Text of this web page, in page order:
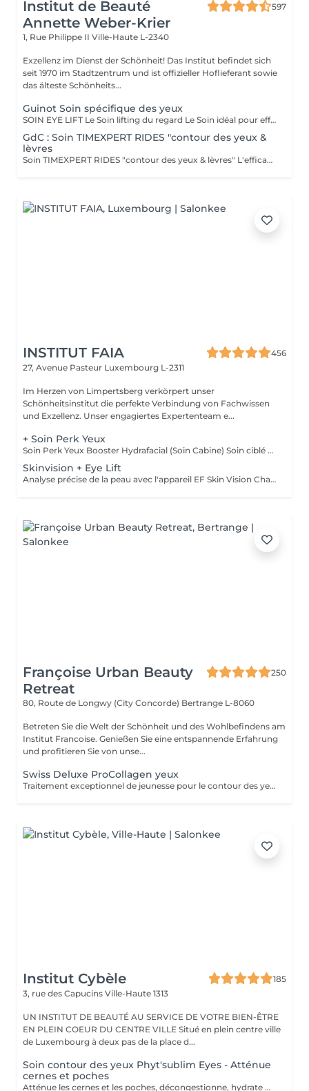
Institut de Beauté
Annette Weber-Krier
597
1, Rue Philippe II Ville-Haute L-2340
Exzellenz im Dienst der Schönheit! Das Institut befindet sich
seit 1970 im Stadtzentrum und ist offizieller Hoflieferant sowie
das älteste Schönheits...
Guinot Soin spécifique des yeux
SOIN EYE LIFT Le Soin lifting du regard Le Soin idéal pour effacer les signes de l'âge (rides, relâchement des paupières) et les marques de fatigue (poches, cernes). RÉSULTATS BEAUTÉ LE REGARD EST DÉFATIGUÉ, VISIBLEMENT PLUS JEUNE. Action sur les signes de l'âge - Les rides et ridules sont lissées. - Les paupières sont rehaussées. Le regard est agrandi et rajeuni. Action sur les signes de fatigue - Les poches et les cernes sont visiblement atténués. Le regard est reposé et lumineux. SECRETS DU SOIN MODELAGE YEUX Sérum de Modelage Yeux et techniques manuelles ciblées pour favoriser le drainage en relançant la microcirculation afin d'atténuer les poches et les cernes. STIMULATION MUSCULAIRE YEUX La stimulation musculaire fait travailler les muscles du contour des yeux, grâce au micro-courant de stimulation. Cette phase, associée au Sérum Gel Yeux retend les traits en redonnant du volume aux muscles et draine les poches et les cernes en relançant la microcirculation. Effet "lifting" immédiat : les rides de la patte d'oie et la ride du lion sont lissées et les paupières sont rehaussées. MASQUE YEUX Le Masque exclusif GUINOT en non tissé permet de lisser la ride de la patte d'oie et la ride du lion, et de réduire visiblement les poches et les cernes.
GdC : Soin TIMEXPERT RIDES "contour des yeux &
lèvres
Soin TIMEXPERT RIDES "contour des yeux & lèvres" L'efficacite des composants actifs de TimexpertRides ( BTX-Tripeptine, Tissulage Tech, Energy Pythoactives ). La combinaison de bio-engineering pour eliminer les rides avec des ingredients specifiques, qui agissent contre les differentes sortes de problemes comme les cercles noirs, les cernes et le relachement. La peau autour des yeux retrouve de la clarte, de l'energie et de la fermete. Résultats immédiats. - Tout type de peau normale à sèche - Toute saison - Recommandé à partir 30 ans Sous forme d'une cure de trois sessions, une par semaine ou comme traitement flash. Massage spécifique : Cupping-yoga facial-pierre Gua-Sha
INSTITUT FAIA
456
27, Avenue Pasteur Luxembourg L-2311
Im Herzen von Limpertsberg verkörpert unser
Schönheitsinstitut die perfekte Verbindung von Fachwissen
und Exzellenz. Unser engagiertes Expertenteam e...
+ Soin Perk Yeux
Soin Perk Yeux Booster Hydrafacial (Soin Cabine) Soin ciblé du contour des yeux réalisé en cabine, en complément d'un soin Hydrafacial. Le Perk Yeux exfolie délicatement et infuse un sérum concentré pour hydrater, lisser les ridules et illuminer le regard. Résultat immédiat: un contour de l'il plus frais, défatigué et lumineux. Fonctionnement : Le soin nécessite l'achat d'un booster personnel au prix de 50€. Ce booster, conservé en cabine, permet de réaliser 3 séances en complément d'un Hydrafacial.
Skinvision + Eye Lift
Analyse précise de la peau avec l'appareil EF Skin Vision Chaque peau étant unique, nous analysons ensemble les besoins actuels de votre peau. L'appareil diagnostic effectue une analyse complète. Il détermine l'identité de votre peau en quelques minutes, en se basant sur 9 paramètres spécifiques: hydratation, excès de sébum, élasticité, desquamation, pores, taches pigmentaires, rides pattes d'oie, rides du front, couperose. Soin des yeux liftant pour un regard éclatant. Un soin intensif du contour des yeux; massage très efficace des points de pression, massage anti-age liftant, Expert Eye patch et soin intensif du contour des yeux avec la technologie Oxy Booster. Grâce à ce soin les poches et les cernes sont atténuées, les rides sont lissées, le regard est plus éclatant et la fatigue est éliminée.
Françoise Urban Beauty
Retreat
250
80, Route de Longwy (City Concorde) Bertrange L-8060
Betreten Sie die Welt der Schönheit und des Wohlbefindens am
Institut Francoise. Genießen Sie eine entspannende Erfahrung
und profitieren Sie von unse...
Swiss Deluxe ProCollagen yeux
Traitement exceptionnel de jeunesse pour le contour des yeux, repulpant intense ,anti poches anti rides , effet immédiat
Institut Cybèle
185
3, rue des Capucins Ville-Haute 1313
UN INSTITUT DE BEAUTÉ AU SERVICE DE VOTRE BIEN-ÊTRE
EN PLEIN COEUR DU CENTRE VILLE Situé en plein centre ville
de Luxembourg à deux pas de la place d...
Soin contour des yeux Phyt'sublim Eyes - Atténue
cernes et poches
Atténue les cernes et les poches, décongestionne, hydrate Avec le soin contour des yeux certifié bio Phyt'Sublim Eyes, découvrez toute l'expertise professionnelle de Phyt's rien que pour vos yeux. Constitué de 8 étapes, qui s'enchaînent au rythme des manuvres décongestionnantes et drainantes, il conjugue parfaitement soin et détente. Sérum bio concentré d'actifs, baume fondant stimulant, masque peel-off défroissant et émulsion légère défatigante Immédiatement, décongestionné et dynamisé. Convient pour : Tous types de peaux